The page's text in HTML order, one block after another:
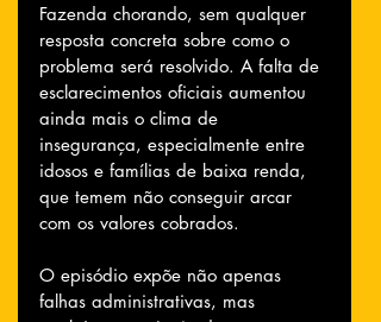
Fazenda chorando, sem qualquer
resposta concreta sobre como o
problema será resolvido. A falta de
esclarecimentos oficiais aumentou
ainda mais o clima de
insegurança, especialmente entre
idosos e famílias de baixa renda,
que temem não conseguir arcar
com os valores cobrados.
O episódio expõe não apenas
falhas administrativas, mas